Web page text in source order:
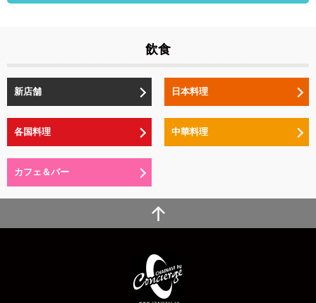
飲食
新店舗 日本料理
各国料理 中華料理
カフェ＆バー